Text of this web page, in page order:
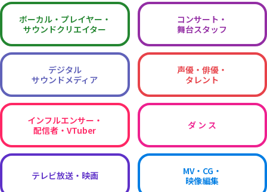
ボーカル・ プレイヤー・
サウンドクリエイター
コンサート・
舞台スタッフ
デジタル
サウンドメディア
声優・俳優・
タレント
インフルエンサー・
配信者・VTuber
ダ ン ス
テレビ放送・映画
MV・CG・
映像編集